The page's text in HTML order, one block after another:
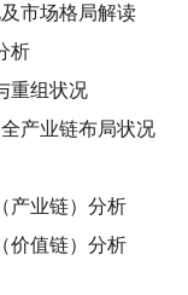
市场格局解读
析
重组状况
产业链布局状况
产业链）分析
价值链）分析